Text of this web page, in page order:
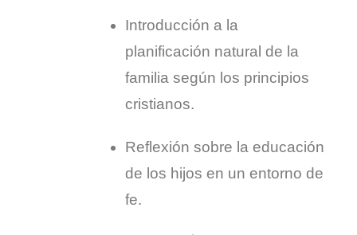
Introducción a la
planificación natural de la
familia según los principios
cristianos.
Reflexión sobre la educación
de los hijos en un entorno de
fe.